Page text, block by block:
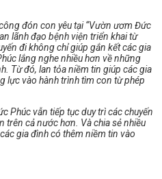
đón con yêu tại “Vườn ươm Đức
lãnh đạo bệnh viện triển khai từ
đi không chỉ giúp gắn kết các gia
lắng nghe nhiều hơn về những
Từ đó, lan tỏa niềm tin giúp các gia
lực vào hành trình tìm con từ phép
Phúc vẫn tiếp tục duy trì các chuyến
trên cả nước hơn. Và chia sẻ nhiều
gia đình có thêm niềm tin vào